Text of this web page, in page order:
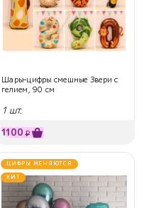
Шары-цифры смешные Звери с
гелием, 90 см
1 шт.
1100 ₽
ЦИФРЫ МЕНЯЮТСЯ
ХИТ